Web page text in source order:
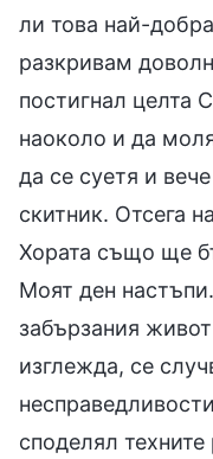
ли това най-
разкривам
постигнал целта
наоколо и да
да се суетя и
скитник. Отсега
Хората също ще
Моят ден
забързания
изглежда, се
споделял